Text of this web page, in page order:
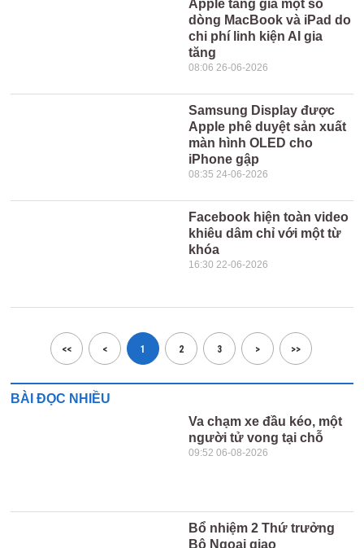
Apple tăng giá một số
dòng MacBook và iPad do
chi phí linh kiện AI gia
tăng
08:06 26-06-2026
Samsung Display được
Apple phê duyệt sản xuất
màn hình OLED cho
iPhone gập
08:35 24-06-2026
Facebook hiện toàn video
khiêu dâm chỉ với một từ
khóa
16:30 22-06-2026
<< < 1 2 3 > >>
BÀI ĐỌC NHIỀU
Va chạm xe đầu kéo, một
người tử vong tại chỗ
09:52 06-08-2026
Bổ nhiệm 2 Thứ trưởng
Bộ Ngoại giao